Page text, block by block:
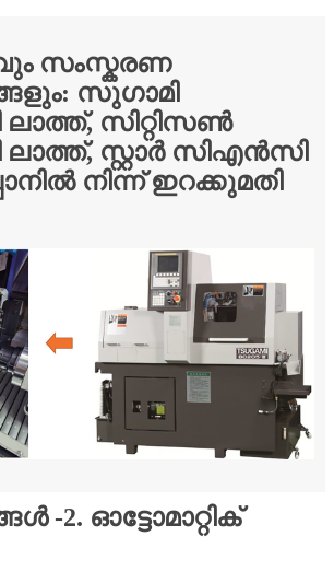
സംസ്കരണ
സുഗാമി
സിറ്റിസൺ
സ്റ്റാർ സിഎൻസി
നിന്ന് ഇറക്കുമതി
-2. ഓട്ടോമാറ്റിക്